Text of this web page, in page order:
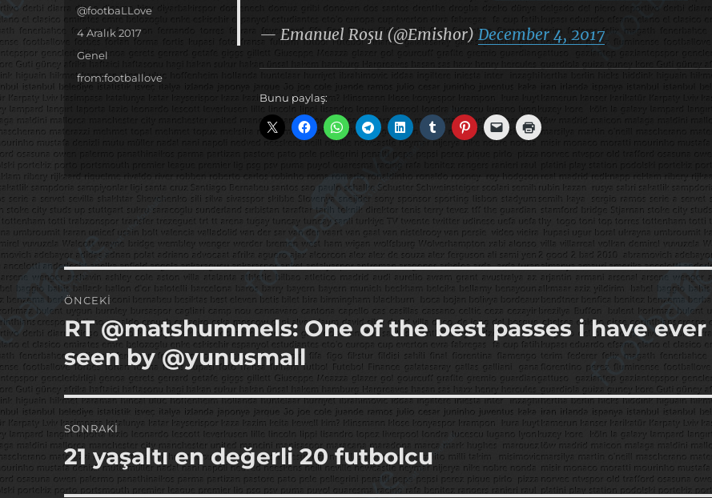
— Emanuel Roşu (@Emishor) December 4, 2017
Bunu paylaş:
Yazar
@footbaLLove
Yayın
tarihi
4 Aralık 2017
Kategoriler
Genel
Etiketler
from:footballove
Yazı
gezinmesi
ÖNCEKI
Önceki
yazı:
RT @matshummels: One of the best passes i have ever
seen by @yunusmall
SONRAKI
Sonraki
yazı:
21 yaşaltı en değerli 20 futbolcu